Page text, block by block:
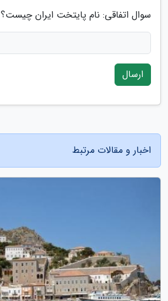
سوال اتفاقی: نام پایتخت ایران چیست؟
ارسال
اخبار و مقالات مرتبط